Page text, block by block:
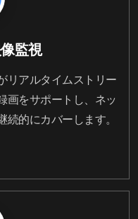
監視
リアルタイムストリー
画をサポートし、ネッ
続的にカバーします。